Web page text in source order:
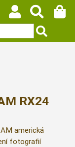
RX24
americká
fotografií